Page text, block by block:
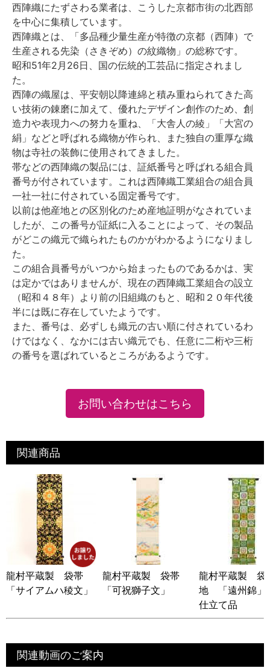
西陣織にたずさわる業者は、こうした京都市街の北西部
を中心に集積しています。
西陣織とは、「多品種少量生産が特徴の京都（西陣）で
生産される先染（さきぞめ）の紋織物」の総称です。
昭和51年2月26日、国の伝統的工芸品に指定されまし
た。
西陣の織屋は、平安朝以降連綿と積み重ねられてきた高
い技術の錬磨に加えて、優れたデザイン創作のため、創
造力や表現力への努力を重ね、「大舎人の綾」「大宮の
絹」などと呼ばれる織物が作られ、また独自の重厚な織
物は寺社の装飾に使用されてきました。
帯などの西陣織の製品には、証紙番号と呼ばれる組合員
番号が付されています。これは西陣織工業組合の組合員
一社一社に付されている固定番号です。
以前は他産地との区別化のため産地証明がなされていま
したが、この番号が証紙に入ることによって、その製品
がどこの織元で織られたものかがわかるようになりまし
た。
この組合員番号がいつから始まったものであるかは、実
は定かではありませんが、現在の西陣織工業組合の設立
（昭和４８年）より前の旧組織のもと、昭和２０年代後
半には既に存在していたようです。
また、番号は、必ずしも織元の古い順に付されているわ
けではなく、なかには古い織元でも、任意に二桁や三桁
の番号を選ばれているところがあるようです。
お問い合わせはこちら
関連商品
龍村平蔵製 袋帯
「サイアムハ稜文」
龍村平蔵製 袋帯
「可祝獅子文」
龍村平蔵製 袋
地 「遠州錦
仕立て品
関連動画のご案内